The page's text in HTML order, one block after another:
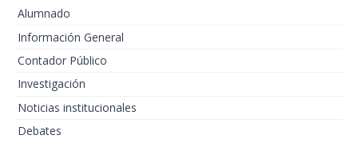
Alumnado
Información General
Contador Público
Investigación
Noticias institucionales
Debates